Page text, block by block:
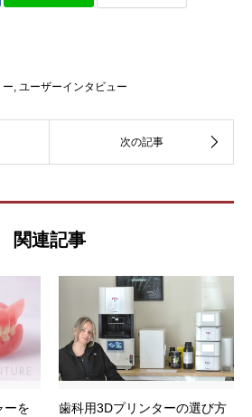
, ユーザーインタビュー
関連記事
ーを
歯科用3Dプリンターの選び方